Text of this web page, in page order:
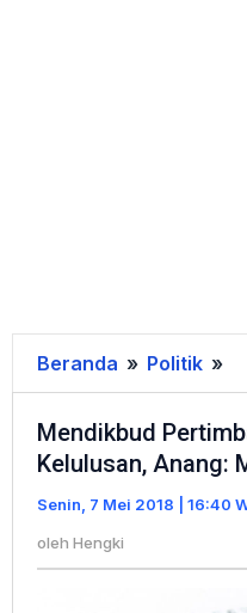
Beranda » Politik »
Mendikbud
Kelulusan, Anang:
Senin, 7 Mei 2018 | 16:40
oleh Hengki